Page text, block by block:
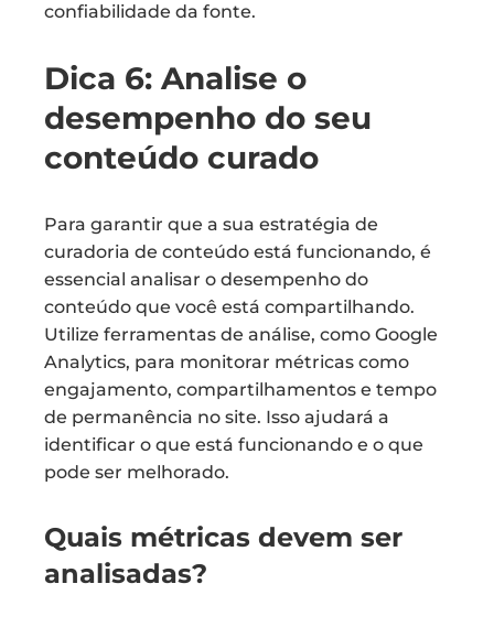
confiabilidade da fonte.
Dica 6: Analise o
desempenho do seu
conteúdo curado
Para garantir que a sua estratégia de
curadoria de conteúdo está funcionando, é
essencial analisar o desempenho do
conteúdo que você está compartilhando.
Utilize ferramentas de análise, como Google
Analytics, para monitorar métricas como
engajamento, compartilhamentos e tempo
de permanência no site. Isso ajudará a
identificar o que está funcionando e o que
pode ser melhorado.
Quais métricas devem ser
analisadas?